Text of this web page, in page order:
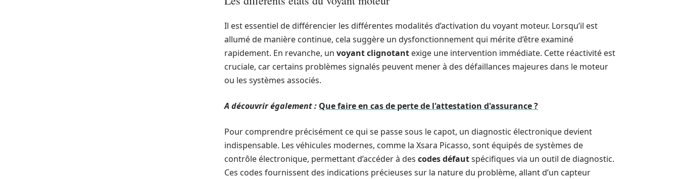
Il est essentiel de différencier les différentes modalités d’activation du voyant moteur. Lorsqu’il est
allumé de manière continue, cela suggère un dysfonctionnement qui mérite d’être examiné
rapidement. En revanche, un voyant clignotant exige une intervention immédiate. Cette réactivité est
cruciale, car certains problèmes signalés peuvent mener à des défaillances majeures dans le moteur
ou les systèmes associés.
A découvrir également : Que faire en cas de perte de l'attestation d'assurance ?
Pour comprendre précisément ce qui se passe sous le capot, un diagnostic électronique devient
indispensable. Les véhicules modernes, comme la Xsara Picasso, sont équipés de systèmes de
contrôle électronique, permettant d’accéder à des codes défautspécifiques via un outil de diagnostic.
Ces codes fournissent des indications précieuses sur la nature du problème, allant d’un capteur